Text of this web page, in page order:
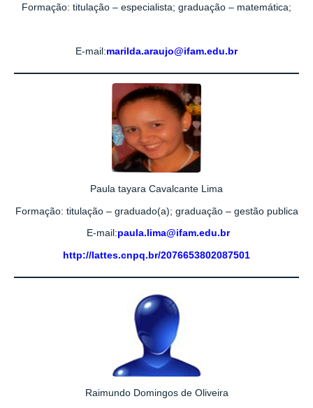
Formação: titulação – especialista; graduação – matemática;
E-mail:marilda.araujo@ifam.edu.br
Paula tayara Cavalcante Lima
Formação: titulação – graduado(a); graduação – gestão publica
E-mail:paula.lima@ifam.edu.br
http://lattes.cnpq.br/2076653802087501
Raimundo Domingos de Oliveira